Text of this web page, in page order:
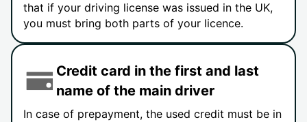
that if your driving license was issued in the UK,
you must bring both parts of your licence.
Credit card in the first and last
name of the main driver
In case of prepayment, the used credit must be in